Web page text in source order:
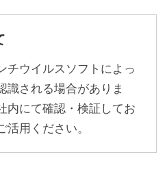
チウイルスソフトによっ
識される場合がありま
内にて確認・検証してお
活用ください。